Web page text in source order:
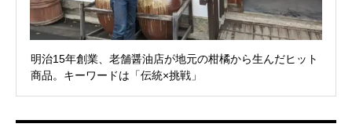
明治15年創業、老舗醤油店が地元の柑橘から生んだヒット
商品。キーワードは「伝統×挑戦」